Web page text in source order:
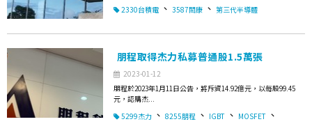
2330台積電 、 3587閎康 、 第三代半導體
朋程取得杰力私募普通股1.5萬張
2023-01-12
朋程於2023年1月11日公告，將斥資14.92億元，以每股99.45
元，認購杰...
5299杰力 、 8255朋程 、 IGBT 、 MOSFET 、